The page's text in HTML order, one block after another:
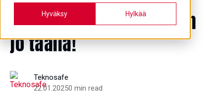
Hyväksy Hylkää
PFAS
Fluorivapaa huominen on
jo täällä!
Teknosafe
22.01.20250 min read